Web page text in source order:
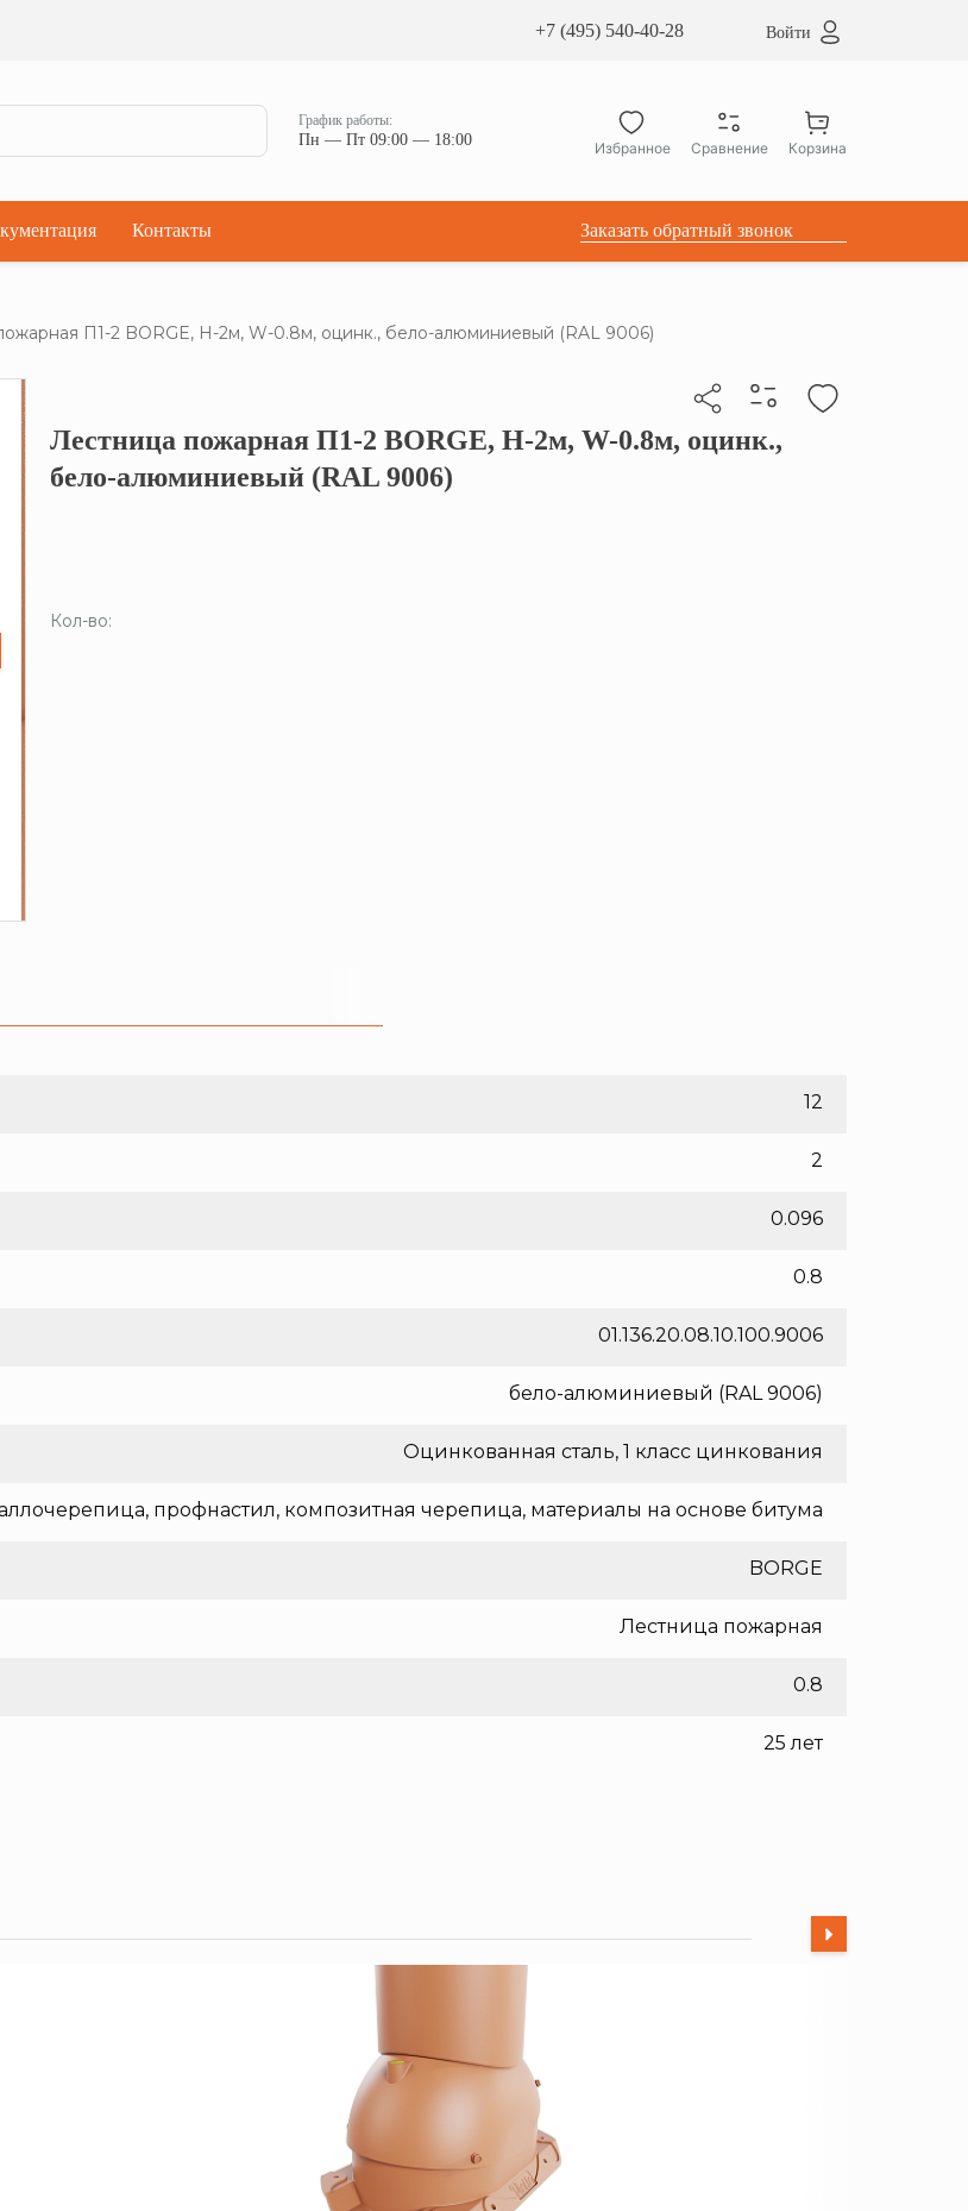
+7 (495) 540-40-28 Войти
График работы:
Пн — Пт 09:00 — 18:00 Избранное Сравнение Корзина
Чердачные лестницы ATICCO
Контакты Заказать обратный звонок
П1-2 BORGE, Н-2м, W-0.8м, оцинк., бело-алюминиевый (RAL 9006)
Кликните, чтобы скопировать прямую ссылку
Лестница пожарная П1-2 BORGE, Н-2м, W-0.8м, оцинк.,
бело-алюминиевый (RAL 9006)
Кол-во:
12
2
0.096
0.8
01.136.20.08.10.100.9006
бело-алюминиевый (RAL 9006)
Оцинкованная сталь, 1 класс цинкования
профнастил, композитная черепица, материалы на основе битума
BORGE
Лестница пожарная
0.8
25 лет